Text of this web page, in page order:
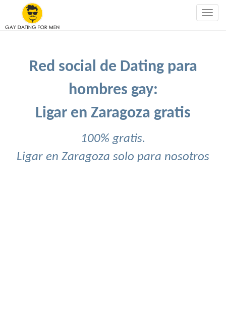
Red social de Dating para
hombres gay:
Ligar en Zaragoza gratis
100% gratis.
Ligar en Zaragoza solo para nosotros